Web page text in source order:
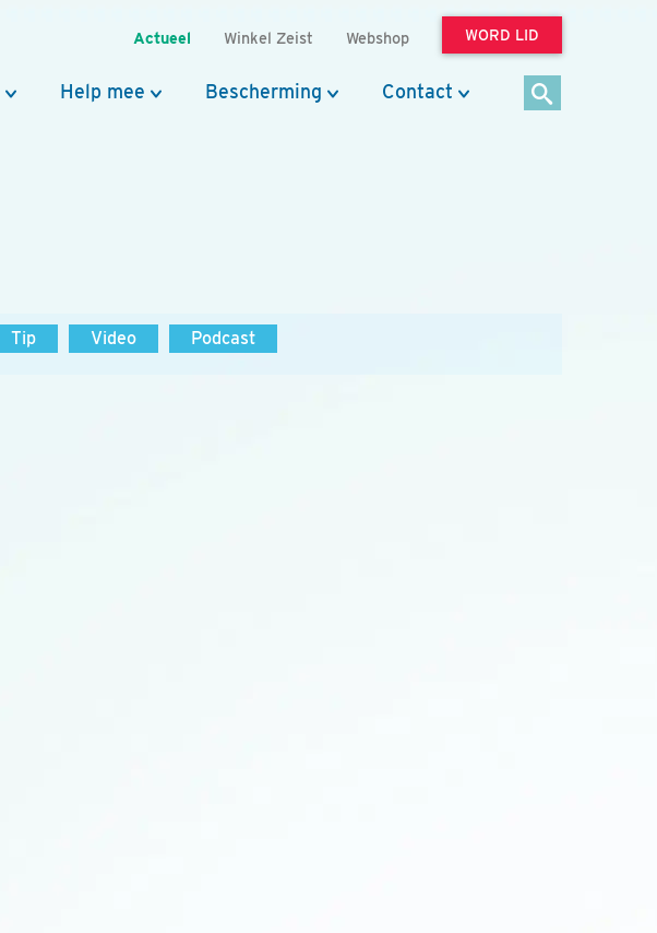
Actueel Winkel Zeist Webshop WORD LID
Help mee Bescherming Contact
Tip Video Podcast